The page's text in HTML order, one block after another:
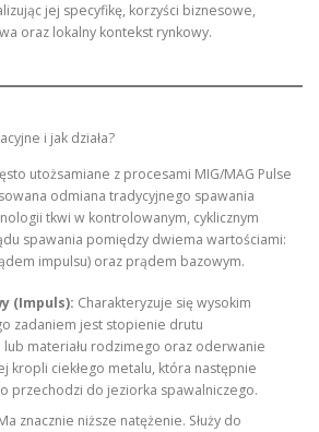
jej specyfikę, korzyści biznesowe,
oraz lokalny kontekst rynkowy.
i jak działa?
utożsamiane z procesami MIG/MAG Pulse
odmiana tradycyjnego spawania
tkwi w kontrolowanym, cyklicznym
spawania pomiędzy dwiema wartościami:
impulsu) oraz prądem bazowym.
(Impuls): Charakteryzuje się wysokim
zadaniem jest stopienie drutu
materiału rodzimego oraz oderwanie
kropli ciekłego metalu, która następnie
przechodzi do jeziorka spawalniczego.
znacznie niższe natężenie. Służy do